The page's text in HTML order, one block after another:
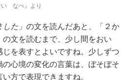
い なべ』より
した」の文を読んだあと、「２か
文を読むまで、少し間をおい
を表すとよいですね。少しずつ
心境の変化の言葉は、ぼそぼそ
方で表現できますね。